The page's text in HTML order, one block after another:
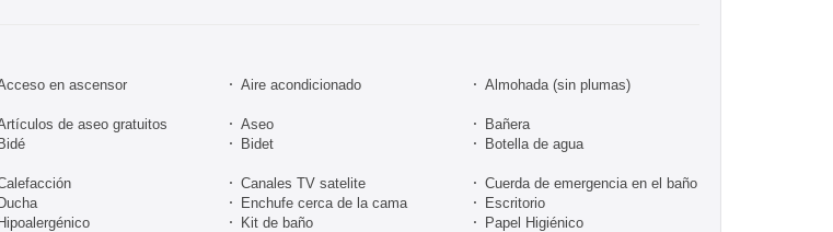
en ascensor Aire acondicionado Almohada (sin plumas)
de aseo gratuitos Aseo
Bañera
Bidet Botella de agua
Canales TV satelite
Cuerda de emergencia en el baño
Enchufe cerca de la cama
Escritorio
Kit de baño Papel Higiénico